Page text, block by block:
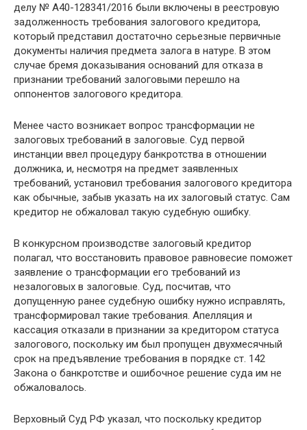
делу № А40-128341/2016 были включены в реестровую
задолженность требования залогового кредитора,
который представил достаточно серьезные первичные
документы наличия предмета залога в натуре. В этом
случае бремя доказывания оснований для отказа в
признании требований залоговыми перешло на
оппонентов залогового кредитора.
Менее часто возникает вопрос трансформации не
залоговых требований в залоговые. Суд первой
инстанции ввел процедуру банкротства в отношении
должника, и, несмотря на предмет заявленных
требований, установил требования залогового кредитора
как обычные, забыв указать на их залоговый статус. Сам
кредитор не обжаловал такую судебную ошибку.
В конкурсном производстве залоговый кредитор
полагал, что восстановить правовое равновесие поможет
заявление о трансформации его требований из
незалоговых в залоговые. Суд, посчитав, что
допущенную ранее судебную ошибку нужно исправлять,
трансформировал такие требования. Апелляция и
кассация отказали в признании за кредитором статуса
залогового, поскольку им был пропущен двухмесячный
срок на предъявление требования в порядке ст. 142
Закона о банкротстве и ошибочное решение суда им не
обжаловалось.
Верховный Суд РФ указал, что поскольку кредитор